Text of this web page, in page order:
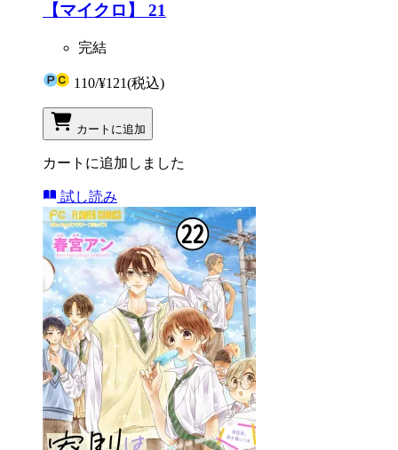
【マイクロ】 21
完結
110/¥121(税込)
カートに追加
カートに追加しました
試し読み